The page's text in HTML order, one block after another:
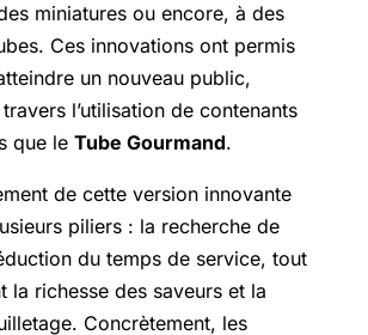
miniatures ou encore, à des
Ces innovations ont permis
un nouveau public,
l’utilisation de contenants
que le Tube Gourmand.
de cette version innovante
piliers : la recherche de
du temps de service, tout
la richesse des saveurs et la
Concrètement, les